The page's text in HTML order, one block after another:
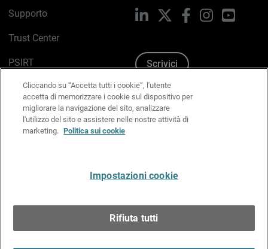
Supporto
Trust Center
PSIRT
Politica sui cookie
Informativa sulla privacy
Kit Media & Brand
LinkedIn FacebookInstagram
Scrivici
Cliccando su “Accetta tutti i cookie”, l'utente
accetta di memorizzare i cookie sul dispositivo per
migliorare la navigazione del sito, analizzare
l'utilizzo del sito e assistere nelle nostre attività di
marketing. Politica sui cookie
Impostazioni cookie
Rifiuta tutti